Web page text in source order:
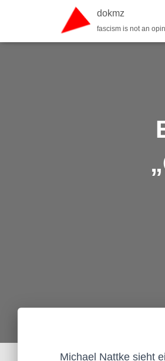
dokmz
fascism is not an
Michael Nattke sieht